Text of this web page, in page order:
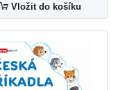
Vložit do košíku